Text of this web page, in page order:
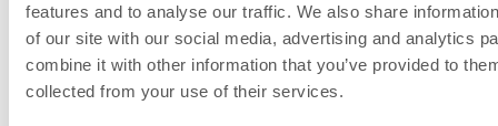
features and to analyse our traffic. We also share
of our site with our social media, advertising and analytics
combine it with other information that you’ve provided to
collected from your use of their services.
protection thermique est indiquée entre
plaque de protection thermique est un accessoire.